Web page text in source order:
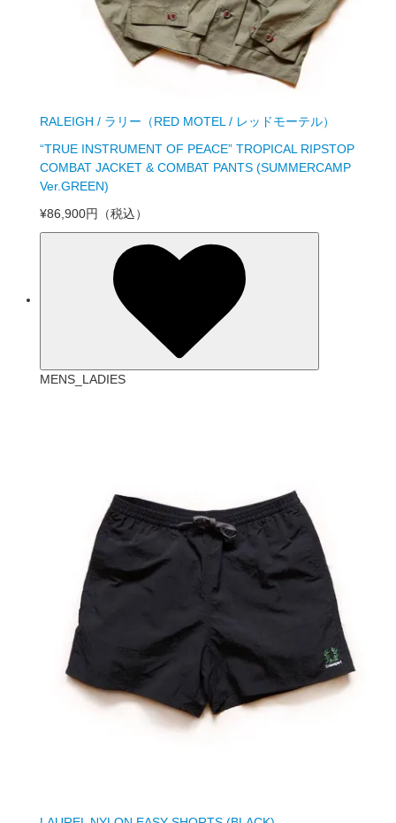
RALEIGH / ラリー（RED MOTEL / レッドモーテル）
“TRUE INSTRUMENT OF PEACE” TROPICAL RIPSTOP
COMBAT JACKET & COMBAT PANTS (SUMMERCAMP
Ver.GREEN)
¥86,900円
（税込）
MENS_LADIES